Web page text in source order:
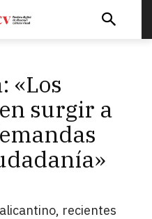
«Los
surgir a
recientes